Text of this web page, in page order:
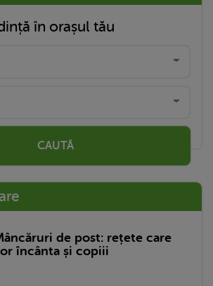
în orașul tău
CAUTĂ
de post: rețete care
încânta și copiii